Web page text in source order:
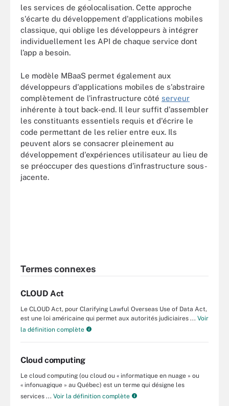
les services de géolocalisation. Cette approche
s'écarte du développement d'applications mobiles
classique, qui oblige les développeurs à intégrer
individuellement les API de chaque service dont
l’app a besoin.
Le modèle MBaaS permet également aux
développeurs d'applications mobiles de s'abstraire
complètement de l'infrastructure côté serveur
inhérente à tout back-end. Il leur suffit d'assembler
les constituants essentiels requis et d'écrire le
code permettant de les relier entre eux. Ils
peuvent alors se consacrer pleinement au
développement d'expériences utilisateur au lieu de
se préoccuper des questions d’infrastructure sous-
jacente.
Termes connexes
CLOUD Act
Le CLOUD Act, pour Clarifying Lawful Overseas Use of Data Act,
est une loi américaine qui permet aux autorités judiciaires ... Voir
la définition complète
Cloud computing
Le cloud computing (ou cloud ou « informatique en nuage » ou
« infonuagique » au Québec) est un terme qui désigne les
services ... Voir la définition complète